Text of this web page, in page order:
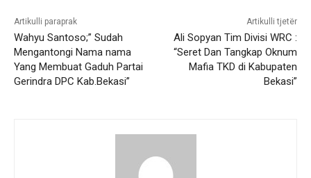
Artikulli paraprak
Wahyu Santoso;” Sudah
Mengantongi Nama nama
Yang Membuat Gaduh Partai
Gerindra DPC Kab.Bekasi”
Artikulli tjetër
Ali Sopyan Tim Divisi WRC :
“Seret Dan Tangkap Oknum
Mafia TKD di Kabupaten
Bekasi”